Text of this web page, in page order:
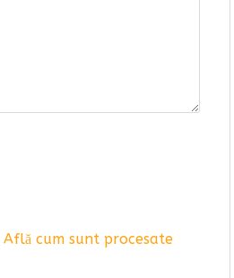
Află cum sunt procesate